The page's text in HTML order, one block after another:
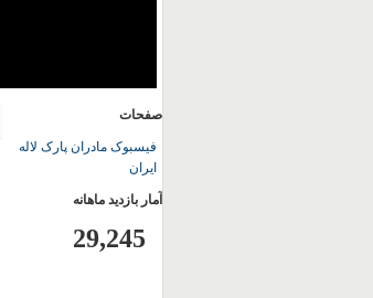
صفحات
فیسبوک مادران پارک لاله
ایران
آمار بازدید ماهانه
29,245